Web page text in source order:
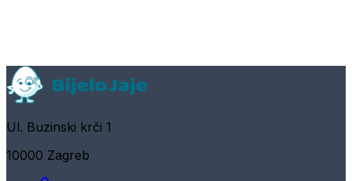
Ul. Buzinski krči 1
10000 Zagreb